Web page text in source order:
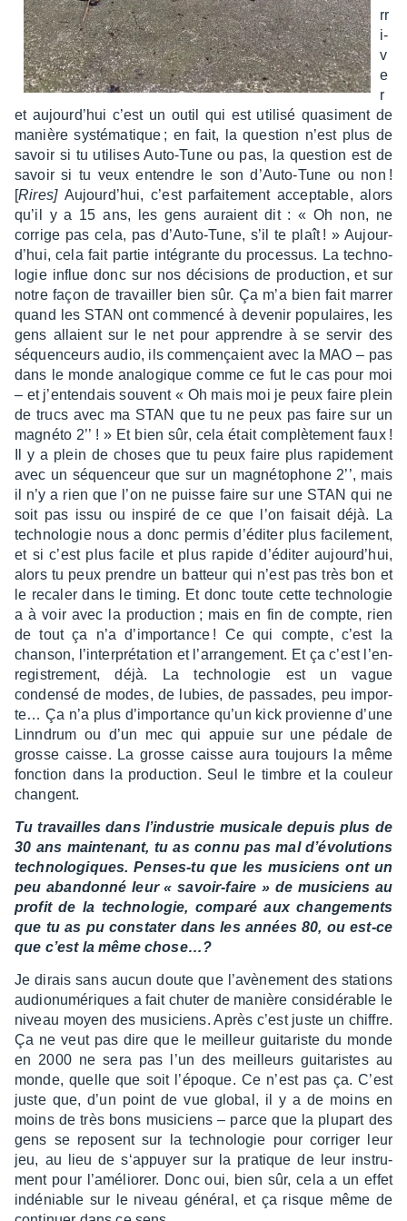
rr
i­
v
e
r
et aujour­d’hui c’est un outil qui est utilisé quasi­ment de
manière systé­ma­tique ; en fait, la ques­tion n’est plus de
savoir si tu utilises Auto-Tune ou pas, la ques­tion est de
savoir si tu veux entendre le son d’Auto-Tune ou non !
[Rires] Aujour­d’hui, c’est parfai­te­ment accep­table, alors
qu’il y a 15 ans, les gens auraient dit : « Oh non, ne
corrige pas cela, pas d’Auto-Tune, s’il te plaît ! » Aujour­
d’hui, cela fait partie inté­grante du proces­sus. La tech­no­
lo­gie influe donc sur nos déci­sions de produc­tion, et sur
notre façon de travailler bien sûr. Ça m’a bien fait marrer
quand les STAN ont commencé à deve­nir popu­laires, les
gens allaient sur le net pour apprendre à se servir des
séquen­ceurs audio, ils commençaient avec la MAO – pas
dans le monde analo­gique comme ce fut le cas pour moi
– et j’en­ten­dais souvent « Oh mais moi je peux faire plein
de trucs avec ma STAN que tu ne peux pas faire sur un
magnéto 2’’ ! » Et bien sûr, cela était complè­te­ment faux !
Il y a plein de choses que tu peux faire plus rapi­de­ment
avec un séquen­ceur que sur un magné­to­phone 2’’, mais
il n’y a rien que l’on ne puisse faire sur une STAN qui ne
soit pas issu ou inspiré de ce que l’on faisait déjà. La
tech­no­lo­gie nous a donc permis d’édi­ter plus faci­le­ment,
et si c’est plus facile et plus rapide d’édi­ter aujour­d’hui,
alors tu peux prendre un batteur qui n’est pas très bon et
le reca­ler dans le timing. Et donc toute cette tech­no­lo­gie
a à voir avec la produc­tion ; mais en fin de compte, rien
de tout ça n’a d’im­por­tance ! Ce qui compte, c’est la
chan­son, l’in­ter­pré­ta­tion et l’ar­ran­ge­ment. Et ça c’est l’en­
re­gis­tre­ment, déjà. La tech­no­lo­gie est un vague
condensé de modes, de lubies, de passades, peu impor­
te… Ça n’a plus d’im­por­tance qu’un kick provienne d’une
Linn­drum ou d’un mec qui appuie sur une pédale de
grosse caisse. La grosse caisse aura toujours la même
fonc­tion dans la produc­tion. Seul le timbre et la couleur
changent.
Tu travailles dans l’in­dus­trie musi­cale depuis plus de
30 ans main­te­nant, tu as connu pas mal d’évo­lu­tions
tech­no­lo­giques. Penses-tu que les musi­ciens ont un
peu aban­donné leur « savoir-faire » de musi­ciens au
profit de la tech­no­lo­gie, comparé aux chan­ge­ments
que tu as pu consta­ter dans les années 80, ou est-ce
que c’est la même chose…?
Je dirais sans aucun doute que l’avè­ne­ment des stations
audio­nu­mé­riques a fait chuter de manière consi­dé­rable le
niveau moyen des musi­ciens. Après c’est juste un chiffre.
Ça ne veut pas dire que le meilleur guita­riste du monde
en 2000 ne sera pas l’un des meilleurs guita­ristes au
monde, quelle que soit l’époque. Ce n’est pas ça. C’est
juste que, d’un point de vue global, il y a de moins en
moins de très bons musi­ciens – parce que la plupart des
gens se reposent sur la tech­no­lo­gie pour corri­ger leur
jeu, au lieu de s‘ap­puyer sur la pratique de leur instru­
ment pour l’amé­lio­rer. Donc oui, bien sûr, cela a un effet
indé­niable sur le niveau géné­ral, et ça risque même de